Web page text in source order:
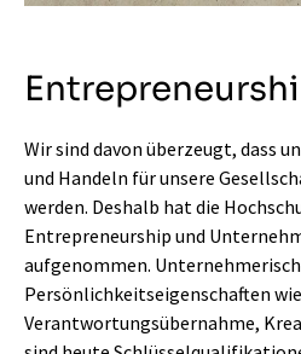
Wir sind davon überzeugt, dass
und Handeln für unsere
werden. Deshalb hat die
Entrepreneurship und
aufgenommen.
Persönlichkeitseigenschaften
Verantwortungsübernahme,